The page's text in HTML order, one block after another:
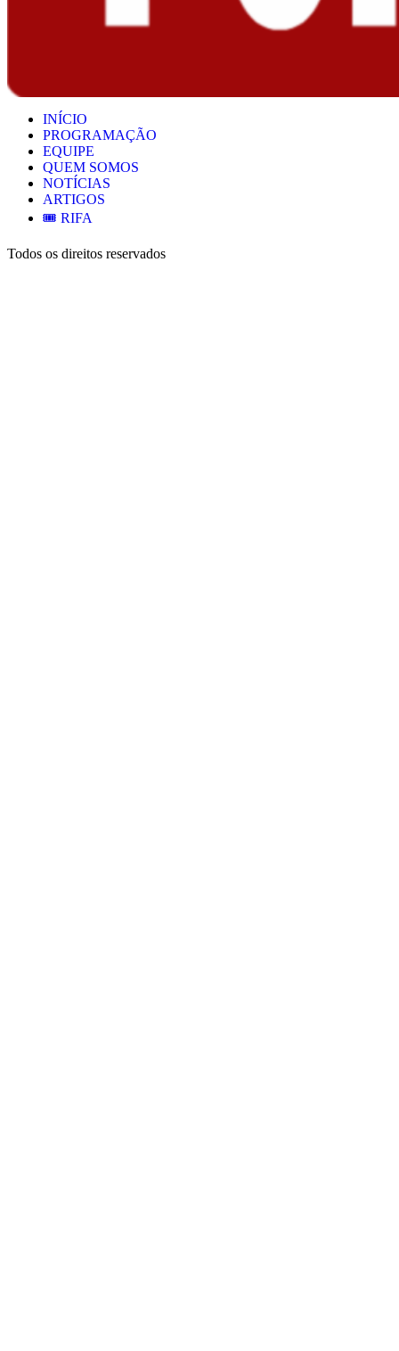
INÍCIO
PROGRAMAÇÃO
EQUIPE
QUEM SOMOS
NOTÍCIAS
ARTIGOS
🎟️ RIFA
Todos os direitos reservados